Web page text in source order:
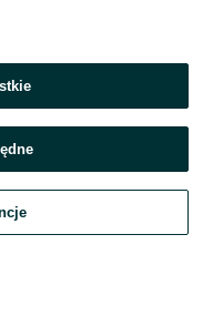
Czat Konto